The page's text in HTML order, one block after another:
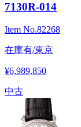
7130R-014
Item No.82268
在庫有/東京
¥6,989,850
中古